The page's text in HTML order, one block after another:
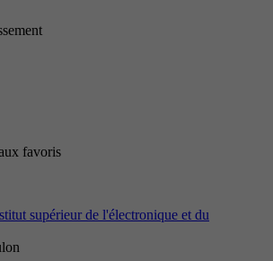
favoris
supérieur de l'électronique et du